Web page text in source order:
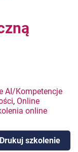
AI/Kompetencje
, Online
online
Drukuj szkolenie